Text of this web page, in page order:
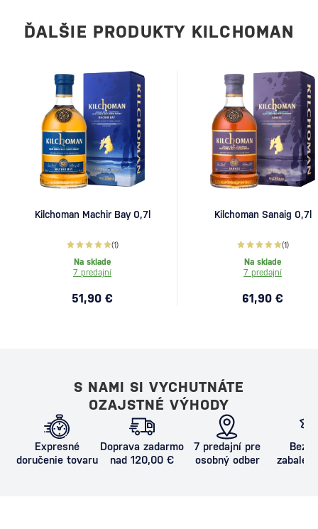
ĎALŠIE PRODUKTY KILCHOMAN
Kilchoman Machir Bay 0,7l
(1)
Na sklade
7 predajní
51,90 €
Kilchoman Sanaig 0,7l
(1)
Na sklade
7 predajní
61,90 €
S NAMI SI VYCHUTNÁTE
OZAJSTNÉ VÝHODY
Expresné
doručenie tovaru
Doprava zadarmo
nad 120,00 €
7 predajní pre
osobný odber